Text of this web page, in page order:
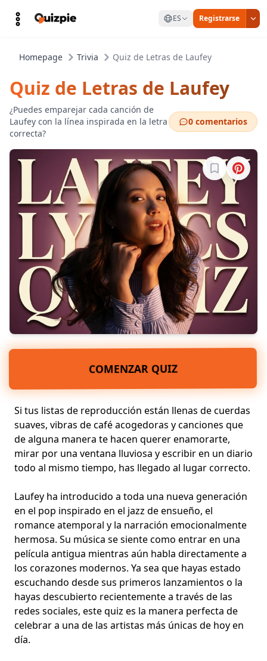
ES Registrarse
Homepage Trivia Quiz de Letras de Laufey
Quiz de Letras de Laufey
¿Puedes emparejar cada canción de
Laufey con la línea inspirada en la letra
correcta?
0 comentarios
Inicia
COMENZAR QUIZ
Si tus listas de reproducción están llenas de cuerdas
suaves, vibras de café acogedoras y canciones que
de alguna manera te hacen querer enamorarte,
mirar por una ventana lluviosa y escribir en un diario
todo al mismo tiempo, has llegado al lugar correcto.
Laufey ha introducido a toda una nueva generación
en el pop inspirado en el jazz de ensueño, el
romance atemporal y la narración emocionalmente
hermosa. Su música se siente como entrar en una
película antigua mientras aún habla directamente a
los corazones modernos. Ya sea que hayas estado
escuchando desde sus primeros lanzamientos o la
hayas descubierto recientemente a través de las
redes sociales, este quiz es la manera perfecta de
celebrar a una de las artistas más únicas de hoy en
día.